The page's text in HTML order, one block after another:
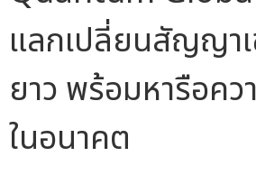
แลกเปลี่ยนสัญญาเ
ยาว พร้อมหารือค
ในอนาคต